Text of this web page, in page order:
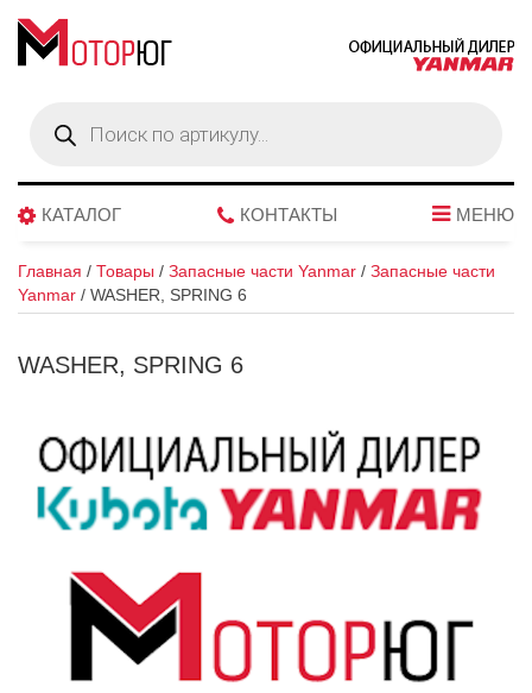
товаров
КАТАЛОГ КОНТАКТЫ МЕНЮ
Главная / Товары / Запасные части Yanmar / Запасные части
Yanmar / WASHER, SPRING 6
WASHER, SPRING 6